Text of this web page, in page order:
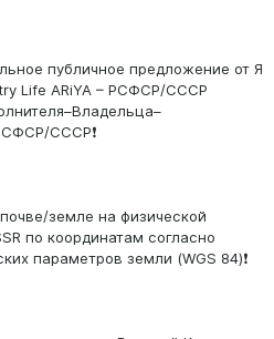
публичное предложение от Я
Life ARiYA – РСФСР/СССР
СССР❗️
земле на физической
по координатам согласно
параметров земли (WGS 84)❗️